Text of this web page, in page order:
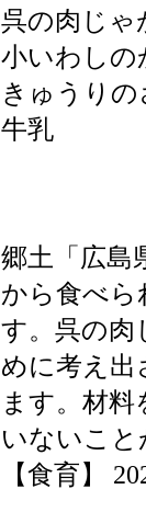
呉の肉じゃ
小いわしの
きゅうり
牛乳
郷土「広
から食べら
す。呉の肉
めに考え出
ます。材
いないこと
【食育】